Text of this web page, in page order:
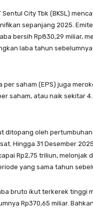
Sentul City Tbk (BKSL)
sepanjang 2025.
bersih Rp830,29 miliar,
laba tahun
per saham (EPS) juga
saham, atau naik sekitar
ditopang oleh pertumbuhan
Hingga 31 Desember
Rp2,75 triliun, melonjak
yang sama tahun
bruto ikut terkerek tinggi
Rp370,65 miliar.